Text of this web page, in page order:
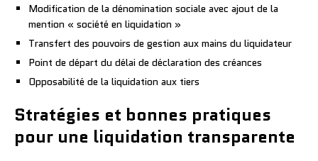
Modification de la dénomination sociale avec ajout de la
mention « société en liquidation »
Transfert des pouvoirs de gestion aux mains du liquidateur
Point de départ du délai de déclaration des créances
Opposabilité de la liquidation aux tiers
Stratégies et bonnes pratiques
pour une liquidation transparente